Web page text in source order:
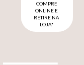
COMPRE
ONLINE E
RETIRE NA
LOJA*